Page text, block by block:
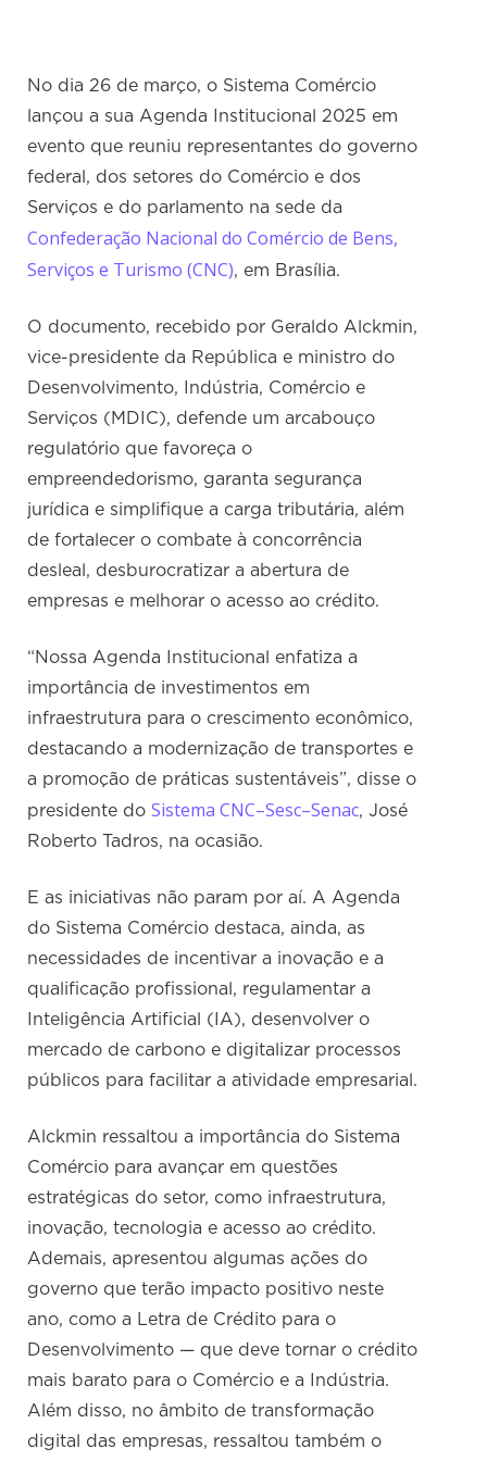
No dia 26 de março, o Sistema Comércio
lançou a sua Agenda Institucional 2025 em
evento que reuniu representantes do governo
federal, dos setores do Comércio e dos
Serviços e do parlamento na sede da
Confederação Nacional do Comércio de Bens,
Serviços e Turismo (CNC), em Brasília.
O documento, recebido por Geraldo Alckmin,
vice-presidente da República e ministro do
Desenvolvimento, Indústria, Comércio e
Serviços (MDIC), defende um arcabouço
regulatório que favoreça o
empreendedorismo, garanta segurança
jurídica e simplifique a carga tributária, além
de fortalecer o combate à concorrência
desleal, desburocratizar a abertura de
empresas e melhorar o acesso ao crédito.
“Nossa Agenda Institucional enfatiza a
importância de investimentos em
infraestrutura para o crescimento econômico,
destacando a modernização de transportes e
a promoção de práticas sustentáveis”, disse o
presidente doSistema CNC–Sesc–Senac, José
Roberto Tadros, na ocasião.
E as iniciativas não param por aí. A Agenda
do Sistema Comércio destaca, ainda, as
necessidades de incentivar a inovação e a
qualificação profissional, regulamentar a
Inteligência Artificial (IA), desenvolver o
mercado de carbono e digitalizar processos
públicos para facilitar a atividade empresarial.
Alckmin ressaltou a importância do Sistema
Comércio para avançar em questões
estratégicas do setor, como infraestrutura,
inovação, tecnologia e acesso ao crédito.
Ademais, apresentou algumas ações do
governo que terão impacto positivo neste
ano, como a Letra de Crédito para o
Desenvolvimento — que deve tornar o crédito
mais barato para o Comércio e a Indústria.
Além disso, no âmbito de transformação
digital das empresas, ressaltou também o